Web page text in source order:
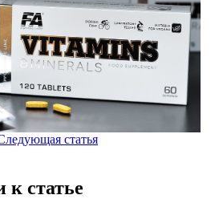
статья
статье